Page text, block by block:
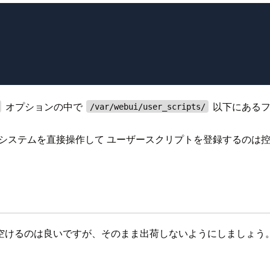
オプションの中で /var/webui/user_scripts/ 以下にある
テムを直接操作して ユーザースクリプトを登録するのは
るのは良いですが、そのまま出荷しないようにしましょう